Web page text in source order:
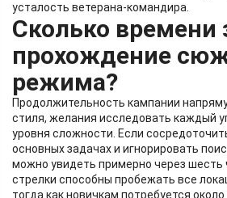
усталость ветерана-командира.
Сколько времени
прохождение
режима?
Продолжительность кампании
стиля, желания исследовать каждый
уровня сложности. Если
основных задачах и игнорировать
можно увидеть примерно через шесть
стрелки способны пробежать все
тогда как новичкам потребуется около